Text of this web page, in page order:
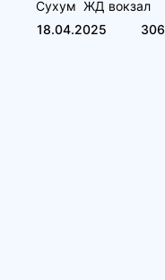
Сухум ЖД вокзал
18.04.2025
306